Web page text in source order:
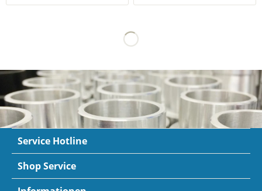
Service Hotline
Shop Service